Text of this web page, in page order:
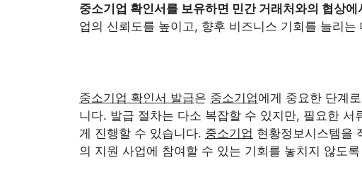
중소기업 확인서를 보유하면 민간 거래처와의 협상
업의 신뢰도를 높이고, 향후 비즈니스 기회를 늘리는
중소기업 확인서 발급은 중소기업에게 중요한 단계
니다. 발급 절차는 다소 복잡할 수 있지만, 필요한
게 진행할 수 있습니다. 중소기업 현황정보시스템을
의 지원 사업에 참여할 수 있는 기회를 놓치지 않도